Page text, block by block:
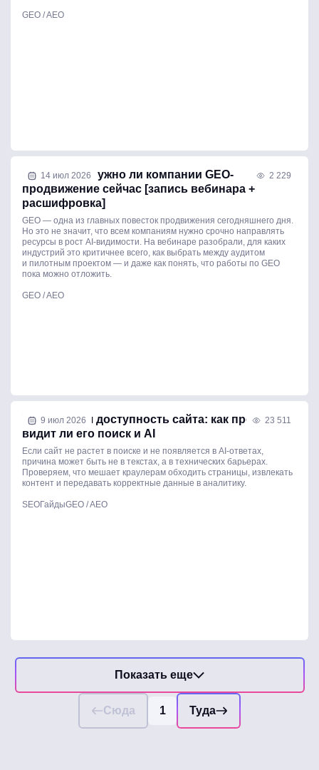
GEO / AEO
14 июл 2026 2 229
Как понять, нужно ли компании GEO-
продвижение сейчас [запись вебинара +
расшифровка]
GEO — одна из главных повесток продвижения сегодняшнего дня.
Но это не значит, что всем компаниям нужно срочно направлять
ресурсы в рост AI-видимости. На вебинаре разобрали, для каких
индустрий это критичнее всего, как выбрать между аудитом
и пилотным проектом — и даже как понять, что работы по GEO
пока можно отложить.
GEO / AEO
9 июл 2026 23 511
Техническая доступность сайта: как проверить,
видит ли его поиск и AI
Если сайт не растет в поиске и не появляется в AI-ответах,
причина может быть не в текстах, а в технических барьерах.
Проверяем, что мешает краулерам обходить страницы, извлекать
контент и передавать корректные данные в аналитику.
SEOГайдыGEO / AEO
Показать еще
Сюда 1 Туда